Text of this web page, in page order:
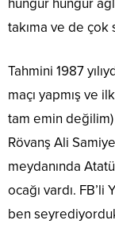
takıma ve de çok
Tahmini 1987
maçı yapmış ve
tam emin
Rövanş Ali
meydanında
ocağı vardı. FB’li
ben